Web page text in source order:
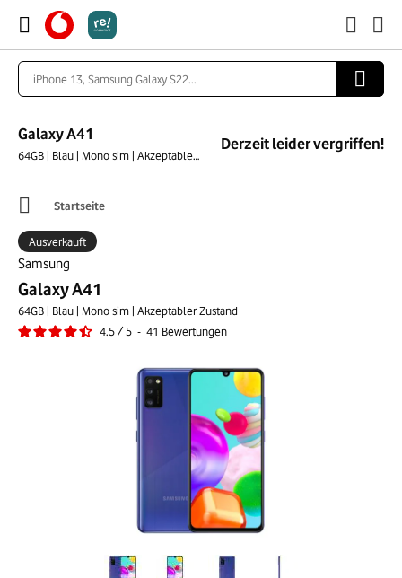
Galaxy A41
64GB | Blau | Mono sim | Akzeptabler Zustand
Derzeit leider vergriffen!
Startseite
Samsung
Galaxy A41
64GB | Blau | Mono sim | Akzeptabler Zustand
4.5/5 - 41 Bewertungen
Ausverkauft